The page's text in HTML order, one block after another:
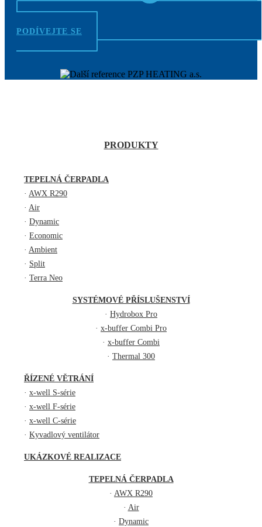
PODÍVEJTE SE
PRODUKTY
TEPELNÁ ČERPADLA
· AWX R290
· Air
· Dynamic
· Economic
· Ambient
· Split
· Terra Neo
SYSTÉMOVÉ PŘÍSLUŠENSTVÍ
· Hydrobox Pro
· x-buffer Combi Pro
· x-buffer Combi
· Thermal 300
ŘÍZENÉ VĚTRÁNÍ
· x-well S-série
· x-well F-série
· x-well C-série
· Kyvadlový ventilátor
UKÁZKOVÉ REALIZACE
TEPELNÁ ČERPADLA
· AWX R290
· Air
· Dynamic